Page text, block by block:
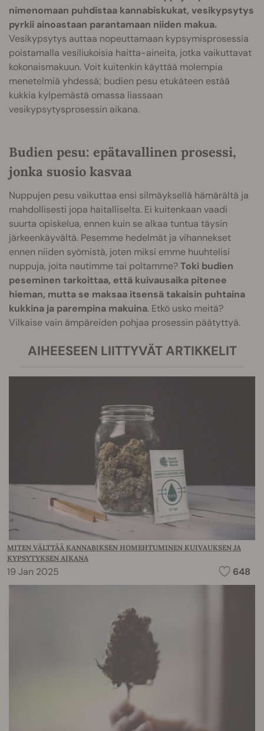
nimenomaan puhdistaa kannabiskukat, vesikypsytys
pyrkii ainoastaan parantamaan niiden makua.
Vesikypsytys auttaa nopeuttamaan kypsymisprosessia
poistamalla vesiliukoisia haitta-aineita, jotka vaikuttavat
kokonaismakuun. Voit kuitenkin käyttää molempia
menetelmiä yhdessä; budien pesu etukäteen estää
kukkia kylpemästä omassa liassaan
vesikypsytysprosessin aikana.
Budien pesu: epätavallinen prosessi,
jonka suosio kasvaa
Nuppujen pesu vaikuttaa ensi silmäyksellä hämärältä ja
mahdollisesti jopa haitalliselta. Ei kuitenkaan vaadi
suurta opiskelua, ennen kuin se alkaa tuntua täysin
järkeenkäyvältä. Pesemme hedelmät ja vihannekset
ennen niiden syömistä, joten miksi emme huuhtelisi
nuppuja, joita nautimme tai poltamme?Toki budien
peseminen tarkoittaa, että kuivausaika pitenee
hieman, mutta se maksaa itsensä takaisin puhtaina
kukkina ja parempina makuina. Etkö usko meitä?
Vilkaise vain ämpäreiden pohjaa prosessin päätyttyä.
AIHEESEEN LIITTYVÄT ARTIKKELIT
MITEN VÄLTTÄÄ KANNABIKSEN HOMEHTUMINEN KUIVAUKSEN JA
KYPSYTYKSEN AIKANA
19 Jan 2025 648